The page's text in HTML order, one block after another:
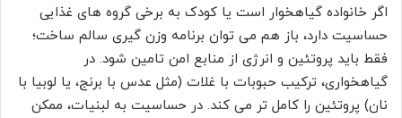
اگر خانواده گیاهخوار است یا کودک به برخی گروه های غذایی
حساسیت دارد، باز هم می توان برنامه وزن گیری سالم ساخت؛
فقط باید پروتئین و انرژی از منابع امن تامین شود. در
گیاهخواری، ترکیب حبوبات با غلات (مثل عدس با برنج، یا لوبیا با
نان) پروتئین را کامل تر می کند. در حساسیت به لبنیات، ممکن